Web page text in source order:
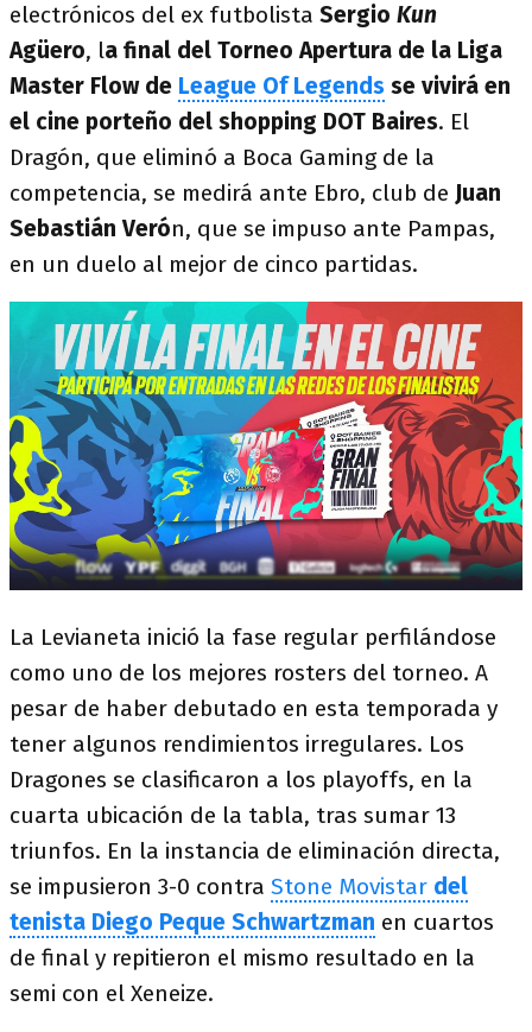
electrónicos del ex futbolista Sergio Kun
Agüero, la final del Torneo Apertura de la Liga
Master Flow de League Of Legends se vivirá en
el cine porteño del shopping DOT Baires. El
Dragón, que eliminó a Boca Gaming de la
competencia, se medirá ante Ebro, club de Juan
Sebastián Verón, que se impuso ante Pampas,
en un duelo al mejor de cinco partidas.
La Levianeta inició la fase regular perfilándose
como uno de los mejores rosters del torneo. A
pesar de haber debutado en esta temporada y
tener algunos rendimientos irregulares. Los
Dragones se clasificaron a los playoffs, en la
cuarta ubicación de la tabla, tras sumar 13
triunfos. En la instancia de eliminación directa,
se impusieron 3-0 contra Stone Movistar del
tenista Diego Peque Schwartzman en cuartos
de final y repitieron el mismo resultado en la
semi con el Xeneize.